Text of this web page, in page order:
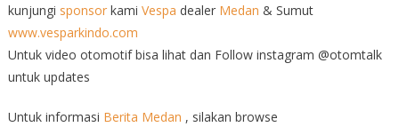
kunjungi sponsorkami Vespa dealer Medan & Sumut
www.vesparkindo.com
Untuk video otomotif bisa lihat dan Follow instagram @otomtalk
untuk updates
Untuk informasi Berita Medan , silakan browse